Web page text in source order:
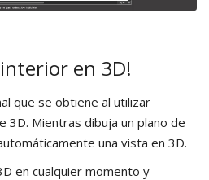
en 3D!
que se obtiene al utilizar
3D. Mientras dibuja un plano de
una vista en 3D.
en cualquier momento y